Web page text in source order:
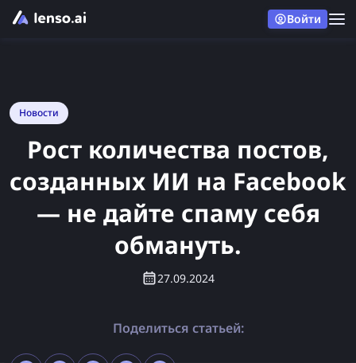
Войти
Новости
Рост количества постов,
созданных ИИ на Facebook
— не дайте спаму себя
обмануть.
27.09.2024
Поделиться статьей: